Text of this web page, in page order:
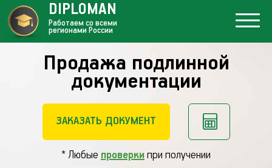
Продажа подлинной
документации
ЗАКАЗАТЬ ДОКУМЕНТ
* Любые проверки при получении
DIPLOMAN
Работаем со всеми
регионами России